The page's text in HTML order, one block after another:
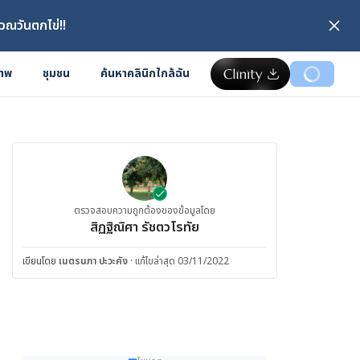
ณวันตกไข่!!
พ ชุมชน ค้นหาคลินิกใกล้ฉัน
ตรวจสอบความถูกต้องของข้อมูลโดย
สิฏฐิณิศา รัชตวโรทัย
เขียนโดย เนตรนภา ปะวะคัง · แก้ไขล่าสุด 03/11/2022